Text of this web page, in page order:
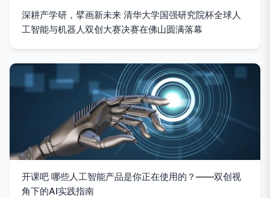
深耕产学研，擘画新未来 清华大学国强研究院杯全球人
工智能与机器人双创大赛决赛在佛山圆满落幕
开课吧 哪些人工智能产品是你正在使用的？——双创视
角下的AI实践指南